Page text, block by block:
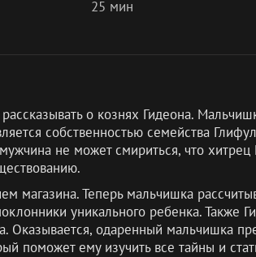
25 мин
о кознях Гидеона.
собственностью семейства
не может смириться, что хитрец
магазина. Теперь мальчишка
уникального ребенка. Также
Оказывается, одаренный мальчишка
поможет ему изучить все тайны и